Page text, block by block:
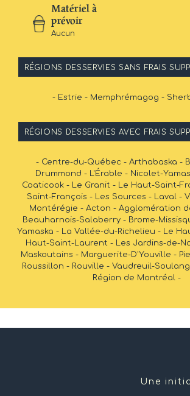
Matériel à
prévoir
Aucun
RÉGIONS DESSERVIES SANS FRAIS
- Estrie - Memphrémagog -
RÉGIONS DESSERVIES AVEC FRAIS
- Centre-du-Québec - Arthabaska -
Drummond - L'Érable - Nicolet-
Coaticook - Le Granit - Le Haut-Saint-
Saint-François - Les Sources - Laval -
Montérégie - Acton - Agglomération
Beauharnois-Salaberry - Brome-
Yamaska - La Vallée-du-Richelieu - Le
Haut-Saint-Laurent - Les Jardins-de-
Maskoutains - Marguerite-D'Youville -
Roussillon - Rouville - Vaudreuil-
Région de Montréal -
Une